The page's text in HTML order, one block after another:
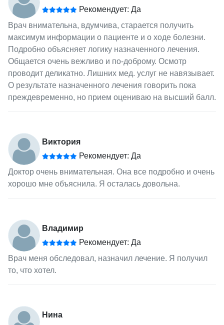
Рекомендует: Да
Врач внимательна, вдумчива, старается получить
максимум информации о пациенте и о ходе болезни.
Подробно объясняет логику назначенного лечения.
Общается очень вежливо и по-доброму. Осмотр
проводит деликатно. Лишних мед. услуг не навязывает.
О результате назначенного лечения говорить пока
преждевременно, но прием оцениваю на высший балл.
Виктория
Рекомендует: Да
Доктор очень внимательная. Она все подробно и очень
хорошо мне объяснила. Я осталась довольна.
Владимир
Рекомендует: Да
Врач меня обследовал, назначил лечение. Я получил
то, что хотел.
Нина